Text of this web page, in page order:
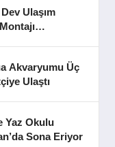
Ulaşım
Akvaryumu Üç
Ulaştı
Yaz Okulu
Sona Eriyor